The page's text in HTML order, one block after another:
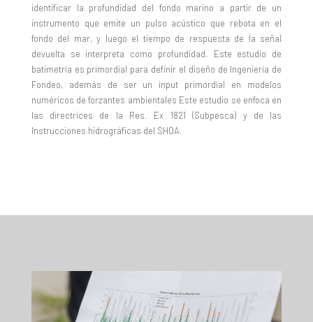
identificar la profundidad del fondo marino a partir de un
instrumento que emite un pulso acústico que rebota en el
fondo del mar, y luego el tiempo de respuesta de la señal
devuelta se interpreta como profundidad. Este estudio de
batimetría es primordial para definir el diseño de Ingeniería de
Fondeo, además de ser un input primordial en modelos
numéricos de forzantes ambientales Este estudio se enfoca en
las directrices de la Res. Ex 1821 (Subpesca) y de las
Instrucciones hidrográficas del SHOA.